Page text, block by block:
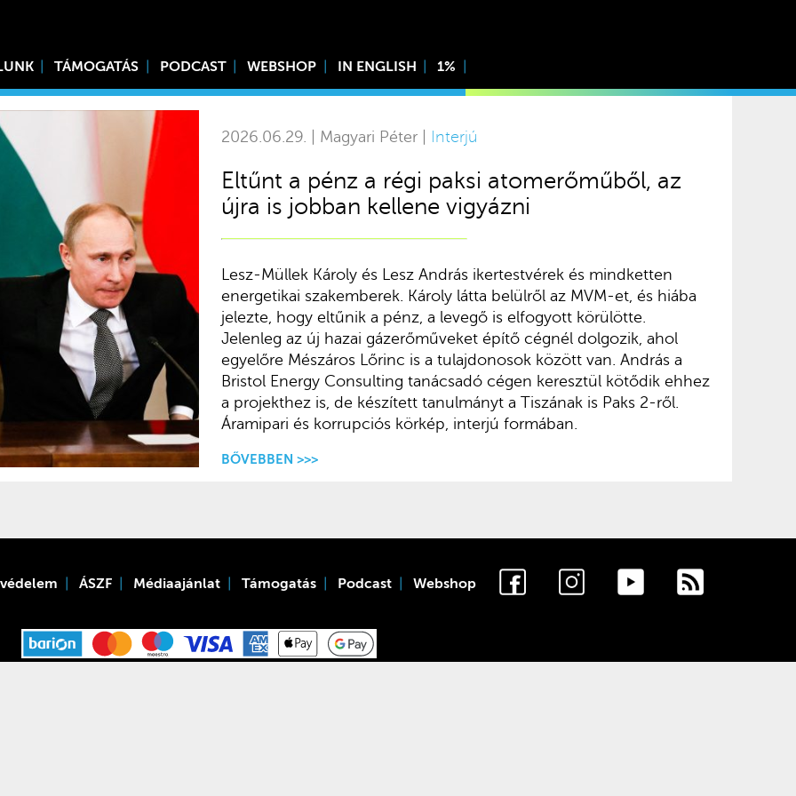
TÁMOGATÁS PODCAST WEBSHOP IN ENGLISH 1%
2026.06.29. | Magyari Péter | Interjú
Eltűnt a pénz a régi paksi atomerőműből, az
újra is jobban kellene vigyázni
Lesz-Müllek Károly és Lesz András ikertestvérek és mindketten
energetikai szakemberek. Károly látta belülről az MVM-et, és hiába
jelezte, hogy eltűnik a pénz, a levegő is elfogyott körülötte.
Jelenleg az új hazai gázerőműveket építő cégnél dolgozik, ahol
egyelőre Mészáros Lőrinc is a tulajdonosok között van. András a
Bristol Energy Consulting tanácsadó cégen keresztül kötődik ehhez
a projekthez is, de készített tanulmányt a Tiszának is Paks 2-ről.
Áramipari és korrupciós körkép, interjú formában.
BŐVEBBEN >>>
ÁSZF Médiaajánlat Támogatás Podcast Webshop